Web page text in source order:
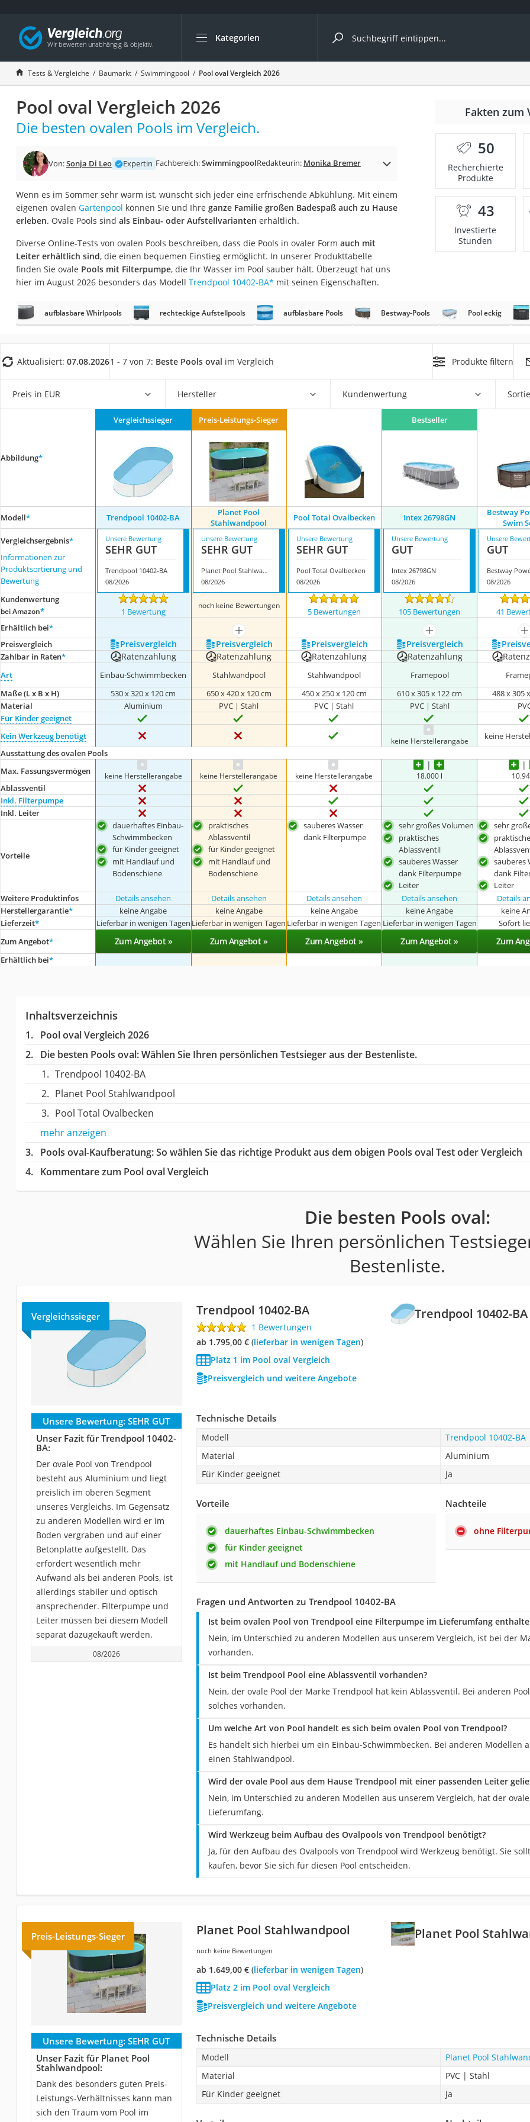
Kategorien
Die beliebtesten Vergleiche nach Kategorie
Baumarkt
Tresor feuerfest
Makita-Akku-Rasenmäher
Kappsäge
Smartes Türschloss
Akku-Rasentrimmer
Split-Klimaanlage 2 Innengeräte
Pelletofen
Tiefbrunnenpumpe
Fliesenschneider
Doppelschleifer
Akku-Laubsauger
Löschdecke
Multimeter
Winterharte Palmen
Gasdurchlauferhitzer
Service
Tests & Vergleiche Baumarkt Swimmingpool Pool oval Vergleich 2026
Pool oval Vergleich 2026
Die besten ovalen Pools im Vergleich.
Von:Sonja Di Leo Expertin Fachbereich:SwimmingpoolRedakteurin: Monika Bremer
Wenn es im Sommer sehr warm ist, wünscht sich jeder eine erfrischende Abkühlung. Mit einem
eigenen ovalen Gartenpool können Sie und Ihre ganze Familie großen Badespaß auch zu Hause
erleben. Ovale Pools sind als Einbau- oder Aufstellvarianten erhältlich.
Diverse Online-Tests von ovalen Pools beschreiben, dass die Pools in ovaler Form auch mit
Leiter erhältlich sind, die einen bequemen Einstieg ermöglicht. In unserer Produkttabelle
finden Sie ovale Pools mit Filterpumpe, die Ihr Wasser im Pool sauber hält. Überzeugt hat uns
hier im August 2026 besonders das Modell Trendpool 10402-BA* mit seinen Eigenschaften.
Fakten zum
50
Recherchierte
Produkte
43
Investierte
Stunden
aufblasbare Whirlpools rechteckige Aufstellpools aufblasbare Pools Bestway-Pools Pool eckig
Aktualisiert: 07.08.20261 - 7 von 7: Beste Pools oval im Vergleich Produkte filtern
Preis in EUR Hersteller Kundenwertung
Abbildung*
Vergleichssieger Preis-Leistungs-Sieger Bestseller
Modell* Trendpool 10402-BA
Planet Pool
Stahlwandpool
Pool Total Ovalbecken Intex 26798GN
Bestway
Swim
Vergleichsergebnis*
Informationen zur
Produktsortierung und
Bewertung
Unsere Bewertung
SEHR GUT
Trendpool 10402-BA
08/2026
Unsere Bewertung
SEHR GUT
Planet Pool Stahlwandpool
08/2026
Unsere Bewertung
SEHR GUT
Pool Total Ovalbecken
08/2026
Unsere Bewertung
GUT
Intex 26798GN
08/2026
Unsere
GUT
08/2026
Kundenwertung
bei Amazon* 1 Bewertung
noch keine Bewertungen
5 Bewertungen 105 Bewertungen
41
Erhältlich bei*
mehr anzeigen mehr anzeigen
Preis­vergleich
Preis­vergleich Preis­vergleich Preis­vergleich Preis­vergleich
Zahlbar in Raten* Ratenzahlung Ratenzahlung Ratenzahlung Ratenzahlung
Art Einbau-Schwimmbecken Stahlwandpool Stahlwandpool Framepool
Maße (L x B x H)
530 x 320 x 120 cm 650 x 420 x 120 cm 450 x 250 x 120 cm 610 x 305 x 122 cm
488 x 305
Material
Aluminium PVC | Stahl PVC | Stahl PVC | Stahl
Für Kinder geeignet
Kein Werkzeug benötigt
keine Herstellerangabe
keine
Ausstattung des ovalen Pools
Max. Fassungsvermögen
keine Herstellerangabe keine Herstellerangabe keine Herstellerangabe 18.000 l
Ablassventil
Inkl. Filterpumpe
Inkl. Leiter
Vorteile
dauerhaftes Einbau-
Schwimmbecken
für Kinder geeignet
mit Handlauf und
Bodenschiene
praktisches
Ablassventil
für Kinder geeignet
mit Handlauf und
Bodenschiene
sauberes Wasser
dank Filterpumpe
sehr großes Volumen
praktisches
Ablassventil
sauberes Wasser
dank Filterpumpe
Leiter
sehr
sauberes
dank
Leiter
Weitere Produktinfos
Details ansehen Details ansehen Details ansehen Details ansehen
Details
Herstellergarantie* keine Angabe keine Angabe keine Angabe keine Angabe
keine
Lieferzeit* Lieferbar in wenigen Tagen Lieferbar in wenigen Tagen Lieferbar in wenigen Tagen Lieferbar in wenigen Tagen
Sofort
Zum Angebot* Zum Angebot » Zum Angebot » Zum Angebot » Zum Angebot » Zum
Erhältlich bei*
Inhaltsverzeichnis
Pool oval Vergleich 2026
Die besten Pools oval:Wählen Sie Ihren persönlichen Testsieger aus der Bestenliste.
Trendpool 10402-BA
Planet Pool Stahlwandpool
Pool Total Ovalbecken
mehr anzeigen
Pools oval-Kaufberatung: So wählen Sie das richtige Produkt aus dem obigen Pools oval Test oder Vergleich
Kommentare zum Pool oval Vergleich
Die besten Pools oval:
Wählen Sie Ihren persönlichen
Bestenliste.
Trendpool 10402-BA
Vergleichssieger Trendpool 10402-BA
1 Bewertungen
ab 1.795,00 €( Lieferbar in wenigen Tagen)
Platz 1 im Pool oval Vergleich
Preisvergleich und weitere Angebote
Unsere Bewertung: SEHR GUT
Unser Fazit für Trendpool 10402-
BA:
Der ovale Pool von Trendpool
besteht aus Aluminium und liegt
preislich im oberen Segment
unseres Vergleichs. Im Gegensatz
zu anderen Modellen wird er im
Boden vergraben und auf einer
Betonplatte aufgestellt. Das
erfordert wesentlich mehr
Aufwand als bei anderen Pools, ist
allerdings stabiler und optisch
ansprechender. Filterpumpe und
Leiter müssen bei diesem Modell
separat dazugekauft werden.
08/2026
Technische Details
Modell
Trendpool 10402-BA
Material
Aluminium
Für Kinder geeignet
Ja
Vorteile
dauerhaftes Einbau-Schwimmbecken
für Kinder geeignet
mit Handlauf und Bodenschiene
Nachteile
ohne
Fragen und Antworten zu Trendpool 10402-BA
Ist beim ovalen Pool von Trendpool eine Filterpumpe im Lieferumfang
Nein, im Unterschied zu anderen Modellen aus unserem Vergleich, ist bei der
vorhanden.
Ist beim Trendpool Pool eine Ablassventil vorhanden?
Nein, der ovale Pool der Marke Trendpool hat kein Ablassventil. Bei anderen
solches vorhanden.
Um welche Art von Pool handelt es sich beim ovalen Pool von Trendpool?
Es handelt sich hierbei um ein Einbau-Schwimmbecken. Bei anderen Modellen
einen Stahlwandpool.
Wird der ovale Pool aus dem Hause Trendpool mit einer passenden Leiter
Nein, im Unterschied zu anderen Modellen aus unserem Vergleich, hat der
Lieferumfang.
Wird Werkzeug beim Aufbau des Ovalpools von Trendpool benötigt?
Ja, für den Aufbau des Ovalpools von Trendpool wird Werkzeug benötigt. Sie
kaufen, bevor Sie sich für diesen Pool entscheiden.
Planet Pool
Preis-Leistungs-Sieger Planet Pool Stahlwandpool
noch keine Bewertungen
ab 1.649,00 €( Lieferbar in wenigen Tagen)
Platz 2 im Pool oval Vergleich
Preisvergleich und weitere Angebote
Unsere Bewertung: SEHR GUT
Unser Fazit für Planet Pool
Stahlwandpool:
Dank des besonders guten Preis-
Leistungs-Verhältnisses kann man
sich den Traum vom Pool im
Technische Details
Modell
Planet Pool
Material
PVC | Stahl
Für Kinder geeignet
Ja